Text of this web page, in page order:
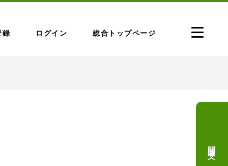
録 ログイン 総合トップページ